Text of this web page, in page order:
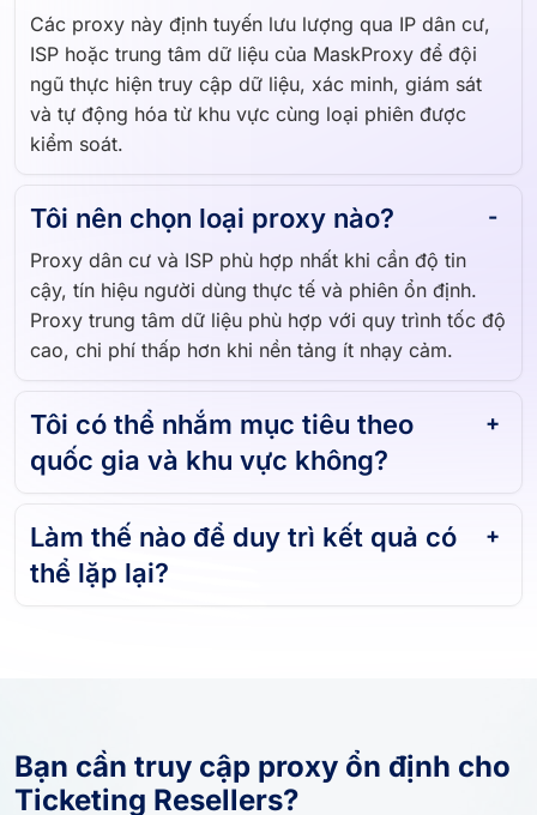
Các proxy này định tuyến lưu lượng qua IP dân cư,
ISP hoặc trung tâm dữ liệu của MaskProxy để đội
ngũ thực hiện truy cập dữ liệu, xác minh, giám sát
và tự động hóa từ khu vực cùng loại phiên được
kiểm soát.
Tôi nên chọn loại proxy nào?
Proxy dân cư và ISP phù hợp nhất khi cần độ tin
cậy, tín hiệu người dùng thực tế và phiên ổn định.
Proxy trung tâm dữ liệu phù hợp với quy trình tốc độ
cao, chi phí thấp hơn khi nền tảng ít nhạy cảm.
Tôi có thể nhắm mục tiêu theo
quốc gia và khu vực không?
Làm thế nào để duy trì kết quả có
thể lặp lại?
Bạn cần truy cập proxy ổn định cho
Ticketing Resellers?